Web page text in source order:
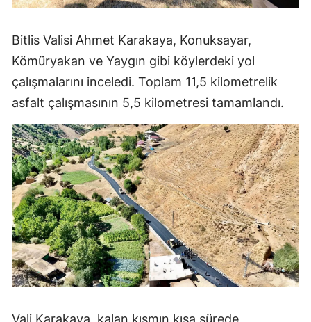
Bitlis Valisi Ahmet Karakaya, Konuksayar,
Kömüryakan ve Yaygın gibi köylerdeki yol
çalışmalarını inceledi. Toplam 11,5 kilometrelik
asfalt çalışmasının 5,5 kilometresi tamamlandı.
Vali Karakaya, kalan kısmın kısa sürede